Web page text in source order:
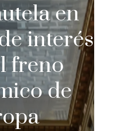
en
interés
freno
de